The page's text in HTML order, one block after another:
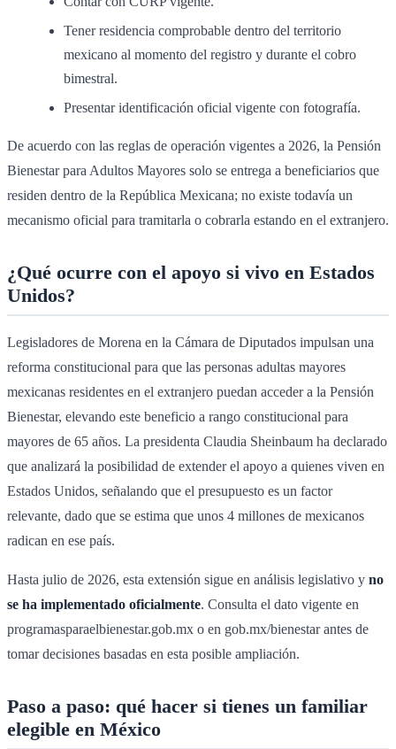
Tener residencia comprobable dentro del territorio
mexicano al momento del registro y durante el cobro
bimestral.
Presentar identificación oficial vigente con fotografía.
De acuerdo con las reglas de operación vigentes a 2026, la Pensión
Bienestar para Adultos Mayores solo se entrega a beneficiarios que
residen dentro de la República Mexicana; no existe todavía un
mecanismo oficial para tramitarla o cobrarla estando en el extranjero.
¿Qué ocurre con el apoyo si vivo en Estados
Unidos?
Legisladores de Morena en la Cámara de Diputados impulsan una
reforma constitucional para que las personas adultas mayores
mexicanas residentes en el extranjero puedan acceder a la Pensión
Bienestar, elevando este beneficio a rango constitucional para
mayores de 65 años. La presidenta Claudia Sheinbaum ha declarado
que analizará la posibilidad de extender el apoyo a quienes viven en
Estados Unidos, señalando que el presupuesto es un factor
relevante, dado que se estima que unos 4 millones de mexicanos
radican en ese país.
Hasta julio de 2026, esta extensión sigue en análisis legislativo y no
se ha implementado oficialmente. Consulta el dato vigente en
programasparaelbienestar.gob.mx o en gob.mx/bienestar antes de
tomar decisiones basadas en esta posible ampliación.
Paso a paso: qué hacer si tienes un familiar
elegible en México